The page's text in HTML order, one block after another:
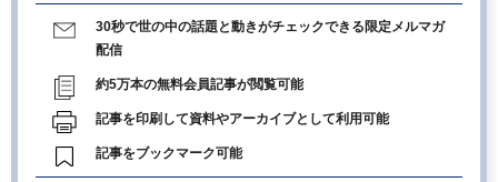
30秒で世の中の話題と動きがチェックできる限定メルマガ
配信
約5万本の無料会員記事が閲覧可能
記事を印刷して資料やアーカイブとして利用可能
記事をブックマーク可能